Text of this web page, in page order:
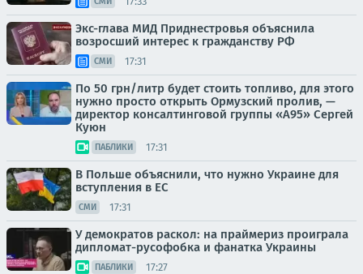
Экс-глава МИД Приднестровья объяснила
возросший интерес к гражданству РФ
СМИ 17:31
По 50 грн/литр будет стоить топливо, для этого
нужно просто открыть Ормузский пролив, —
директор консалтинговой группы «А95» Сергей
Куюн
ПАБЛИКИ 17:31
В Польше объяснили, что нужно Украине для
вступления в ЕС
СМИ 17:31
У демократов раскол: на праймериз проиграла
дипломат-русофобка и фанатка Украины
ПАБЛИКИ 17:27